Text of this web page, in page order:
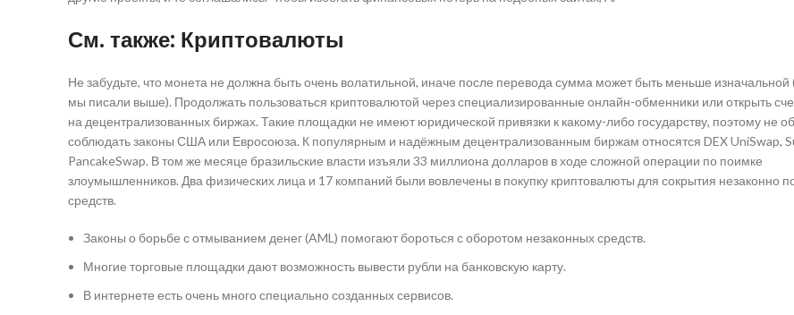
См. также: Криптовалюты
Не забудьте, что монета не должна быть очень волатильной, иначе после перевода сумма может быть меньше изначальной
мы писали выше). Продолжать пользоваться криптовалютой через специализированные онлайн-обменники или открыть
на децентрализованных биржах. Такие площадки не имеют юридической привязки к какому-либо государству, поэтому не
соблюдать законы США или Евросоюза. К популярным и надёжным децентрализованным биржам относятся DEX UniSwap,
PancakeSwap. В том же месяце бразильские власти изъяли 33 миллиона долларов в ходе сложной операции по поимке
злоумышленников. Два физических лица и 17 компаний были вовлечены в покупку криптовалюты для сокрытия незаконно
средств.
Законы о борьбе с отмыванием денег (AML) помогают бороться с оборотом незаконных средств.
Многие торговые площадки дают возможность вывести рубли на банковскую карту.
В интернете есть очень много специально созданных сервисов.